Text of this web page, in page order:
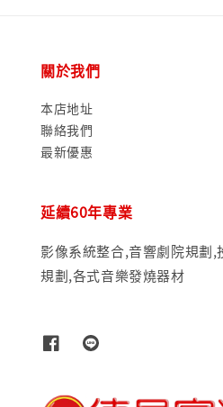
關於我們
本店地址
聯絡我們
最新優惠
延續60年專業
影像系統整合,音響劇院規劃,
規劃,各式音樂發燒器材